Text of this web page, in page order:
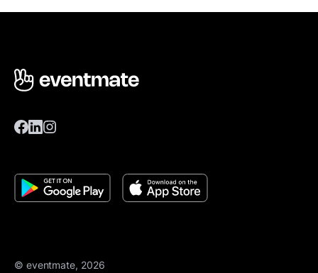
© eventmate, 2026